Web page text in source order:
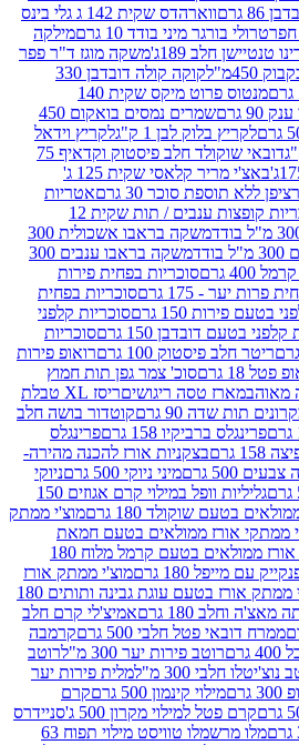
ווארהדס שקית 142 ג גלי בינס
מיני בודד 10 גרם
מילקה
189ג'
משקה מוגז ד"ר פפר
קוקה קולה דובדבן 330
מנטוס פרוט מיקס שקית 140
שמרים נמסים בואקום 450
לבן 1 ק"ג
לקריץ וידאל
דובאי שוקולד חלב פיסטוק וקדאיף 75
באצ'י מריר קלאסי שקית 125 ג'
סוכר 30 גרם
אטריות
צמר גפן עם סוכריות קופצות ענבים / תות שקית 12
משקה בראבו אשכולית 300
משקה בראבו ענבים 300
סוכריות בפחית פירות
גרם
סוכריות בפחית
גרם
סוכריות קלפני
150 גרם
סוכריות
100 גרם
רואופ פירות
סוכ' צמר גפן תות חמוץ
טסה ריגושים
ריסז XL טבלת
גרם
קוטדור בושה חלב
158 גרם
פרינגלס
בצקניות אורז להכנה מהירה-
מיני ניוקי 500 גרם
ניוקי
גליליות וופל במילוי קרם אגוזים 150
180 גרם
מוצ'י ממתק
ממולאים בטעם חמאת
מוצ'י ממתקי אורז ממולאים בטעם קרמל מלוח 180
גרם
מוצ'י ממתק אורז
מוצ'י ממתק אורז בטעם עוגת גבינה ותותים 180
גרם
אמיצ'לי קרם חלב
חלבי 500 גרם
קרמבה
פירות יער 300 מ"ל
רוטב
מ"ל
מלית פירות יער
קינמון 500 גרם
קרם
למילוי מקרון 500 ג'
סניידרס
מלו מרשמלו טוויסט מילוי תפוח 63